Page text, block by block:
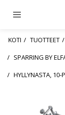
KOTI TUOTTEET
SPARRING BY
HYLLYNASTA, 10-